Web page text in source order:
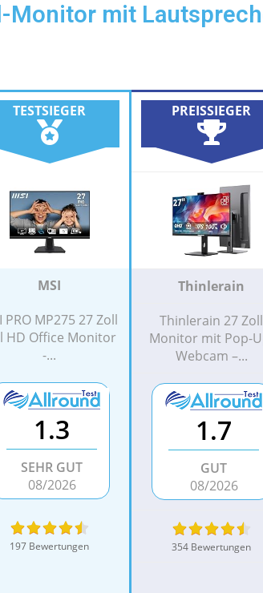
Monitor mit
TESTSIEGER PREISSIEGER
MSI Thinlerain
PRO MP275 27 Zoll
HD Office Monitor
-...
Thinlerain 27 Zoll
Monitor mit Pop-
Webcam –...
1.3
SEHR GUT
08/2026
1.7
GUT
08/2026
197 Bewertungen 354 Bewertungen